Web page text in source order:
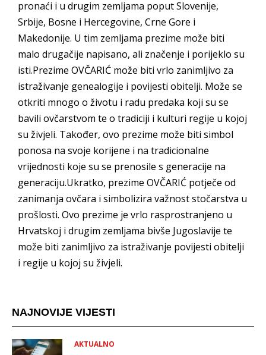
pronaći i u drugim zemljama poput Slovenije,
Srbije, Bosne i Hercegovine, Crne Gore i
Makedonije. U tim zemljama prezime može biti
malo drugačije napisano, ali značenje i porijeklo su
isti.Prezime OVČARIĆ može biti vrlo zanimljivo za
istraživanje genealogije i povijesti obitelji. Može se
otkriti mnogo o životu i radu predaka koji su se
bavili ovčarstvom te o tradiciji i kulturi regije u kojoj
su živjeli. Također, ovo prezime može biti simbol
ponosa na svoje korijene i na tradicionalne
vrijednosti koje su se prenosile s generacije na
generaciju.Ukratko, prezime OVČARIĆ potječe od
zanimanja ovčara i simbolizira važnost stočarstva u
prošlosti. Ovo prezime je vrlo rasprostranjeno u
Hrvatskoj i drugim zemljama bivše Jugoslavije te
može biti zanimljivo za istraživanje povijesti obitelji
i regije u kojoj su živjeli.
NAJNOVIJE VIJESTI
AKTUALNO